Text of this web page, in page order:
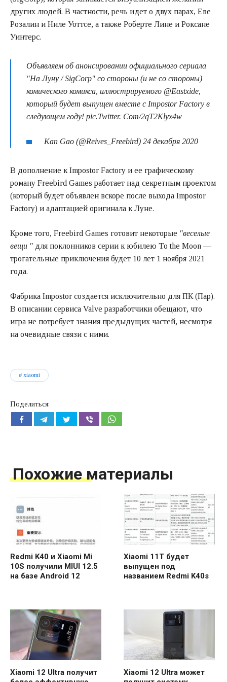
других людей. В частности, речь идет о двух парах, Еве
Розалин и Ниле Уоттсе, а также Роберте Лине и Роксане
Уинтерс.
Объявляем об анонсировании официального сериала
"На Луну / SigCorp" со стороны (и не со стороны)
комического комикса, иллюстрируемого @Eastxide,
который будет выпущен вместе с Impostor Factory в
следующем году! pic.Twitter. Com/2qT2Klyx4w
Kan Gao (@Reives_Freebird) 24 декабря 2020
В дополнение к Impostor Factory и ее графическому
роману Freebird Games работает над секретным проектом
(который будет объявлен вскоре после выхода Impostor
Factory) и адаптацией оригинала к Луне.
Кроме того, Freebird Games готовит некоторые "веселые
вещи " для поклонников серии к юбилею To the Moon —
трогательные приключения будет 10 лет 1 ноября 2021
года.
Фабрика Impostor создается исключительно для ПК (Пар).
В описании сервиса Valve разработчики обещают, что
игра не потребует знания предыдущих частей, несмотря
на очевидные связи с ними.
xiaomi
Поделиться:
Похожие материалы
Redmi K40 и Xiaomi Mi
10S получили MIUI 12.5
на базе Android 12
Xiaomi 11T будет
выпущен под
названием Redmi K40s
Xiaomi 12 Ultra получит
Xiaomi 12 Ultra может